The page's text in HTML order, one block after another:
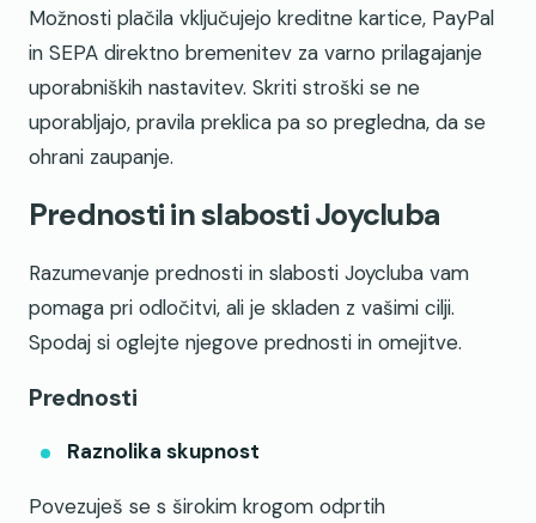
Možnosti plačila vključujejo kreditne kartice, PayPal
in SEPA direktno bremenitev za varno prilagajanje
uporabniških nastavitev. Skriti stroški se ne
uporabljajo, pravila preklica pa so pregledna, da se
ohrani zaupanje.
Prednosti in slabosti Joycluba
Razumevanje prednosti in slabosti Joycluba vam
pomaga pri odločitvi, ali je skladen z vašimi cilji.
Spodaj si oglejte njegove prednosti in omejitve.
Prednosti
Raznolika skupnost
Povezuješ se s širokim krogom odprtih